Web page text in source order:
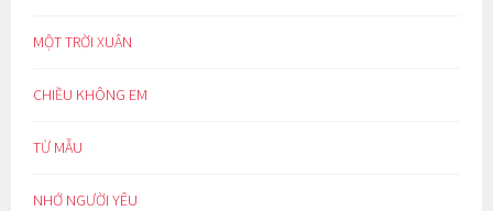
MỘT TRỜI XUÂN
CHIỀU KHÔNG EM
TỪ MẪU
NHỚ NGƯỜI YÊU